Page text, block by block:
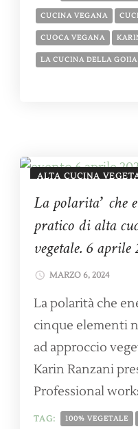
CUCINA VEGANA
CUOCA VEGANA
LA CUCINA DELLA GOIIA
Leggi
ALTA CUCINA
CORSI,
La polarita’ che
pratico di alta
vegetale. 6
MARZO 6, 2024
La polarità che
cinque elementi
ad approccio
Karin Ranzani
Professional
TAG: 100% VEGETALE